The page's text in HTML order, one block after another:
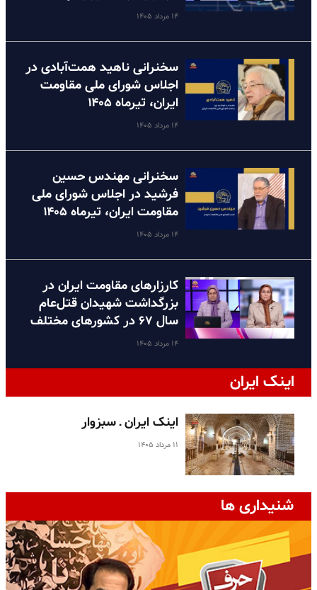
۱۴ مرداد ۱۴۰۵
سخنرانی ناهید همت‌آبادی در
اجلاس شورای ملی مقاومت
ایران، تیرماه ۱۴۰۵
۱۴ مرداد ۱۴۰۵
سخنرانی مهندس حسین
فرشید در اجلاس شورای ملی
مقاومت ایران، تیرماه ۱۴۰۵
۱۴ مرداد ۱۴۰۵
کارزارهای مقاومت ایران در
بزرگداشت شهیدان قتل‌عام
سال ۶۷ در کشورهای مختلف
۱۴ مرداد ۱۴۰۵
اینک ایران
اینک ایران ـ سبزوار
۱۱ مرداد ۱۴۰۵
شنیداری ها